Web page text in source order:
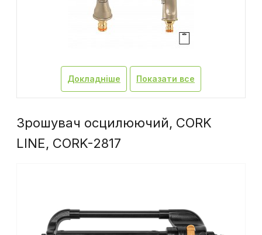
Докладніше Показати все
Зрошувач осцилюючий, CORK
LINE, CORK-2817